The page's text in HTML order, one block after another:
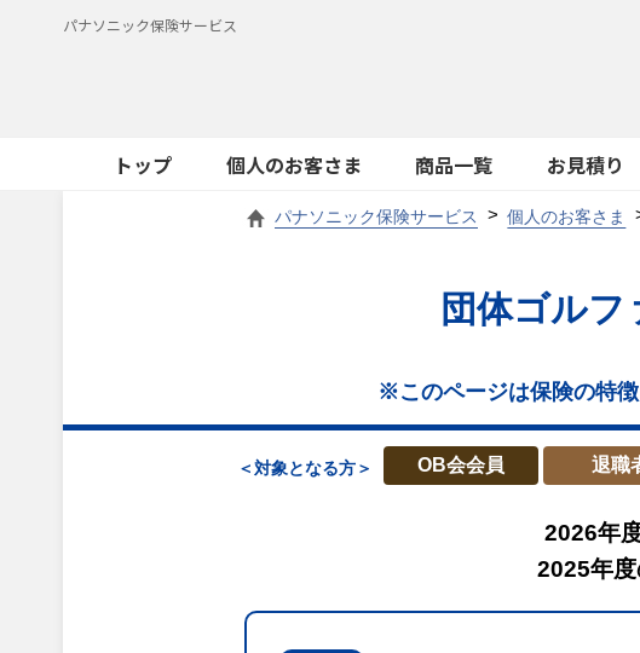
パナソニック保険サービス
トップ 個人のお客さま 商品一覧 お見積り
パナソニック保険サービス 個人のお客さま
団体ゴル
※このページは保険の特
＜対象となる方＞ OB会会員 退職
2026年
2025年